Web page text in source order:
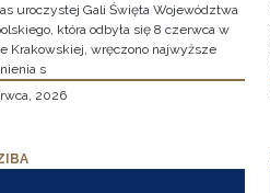
uroczystej Gali Święta Województwa
która odbyła się 8 czerwca w
Krakowskiej, wręczono najwyższe
s
2026